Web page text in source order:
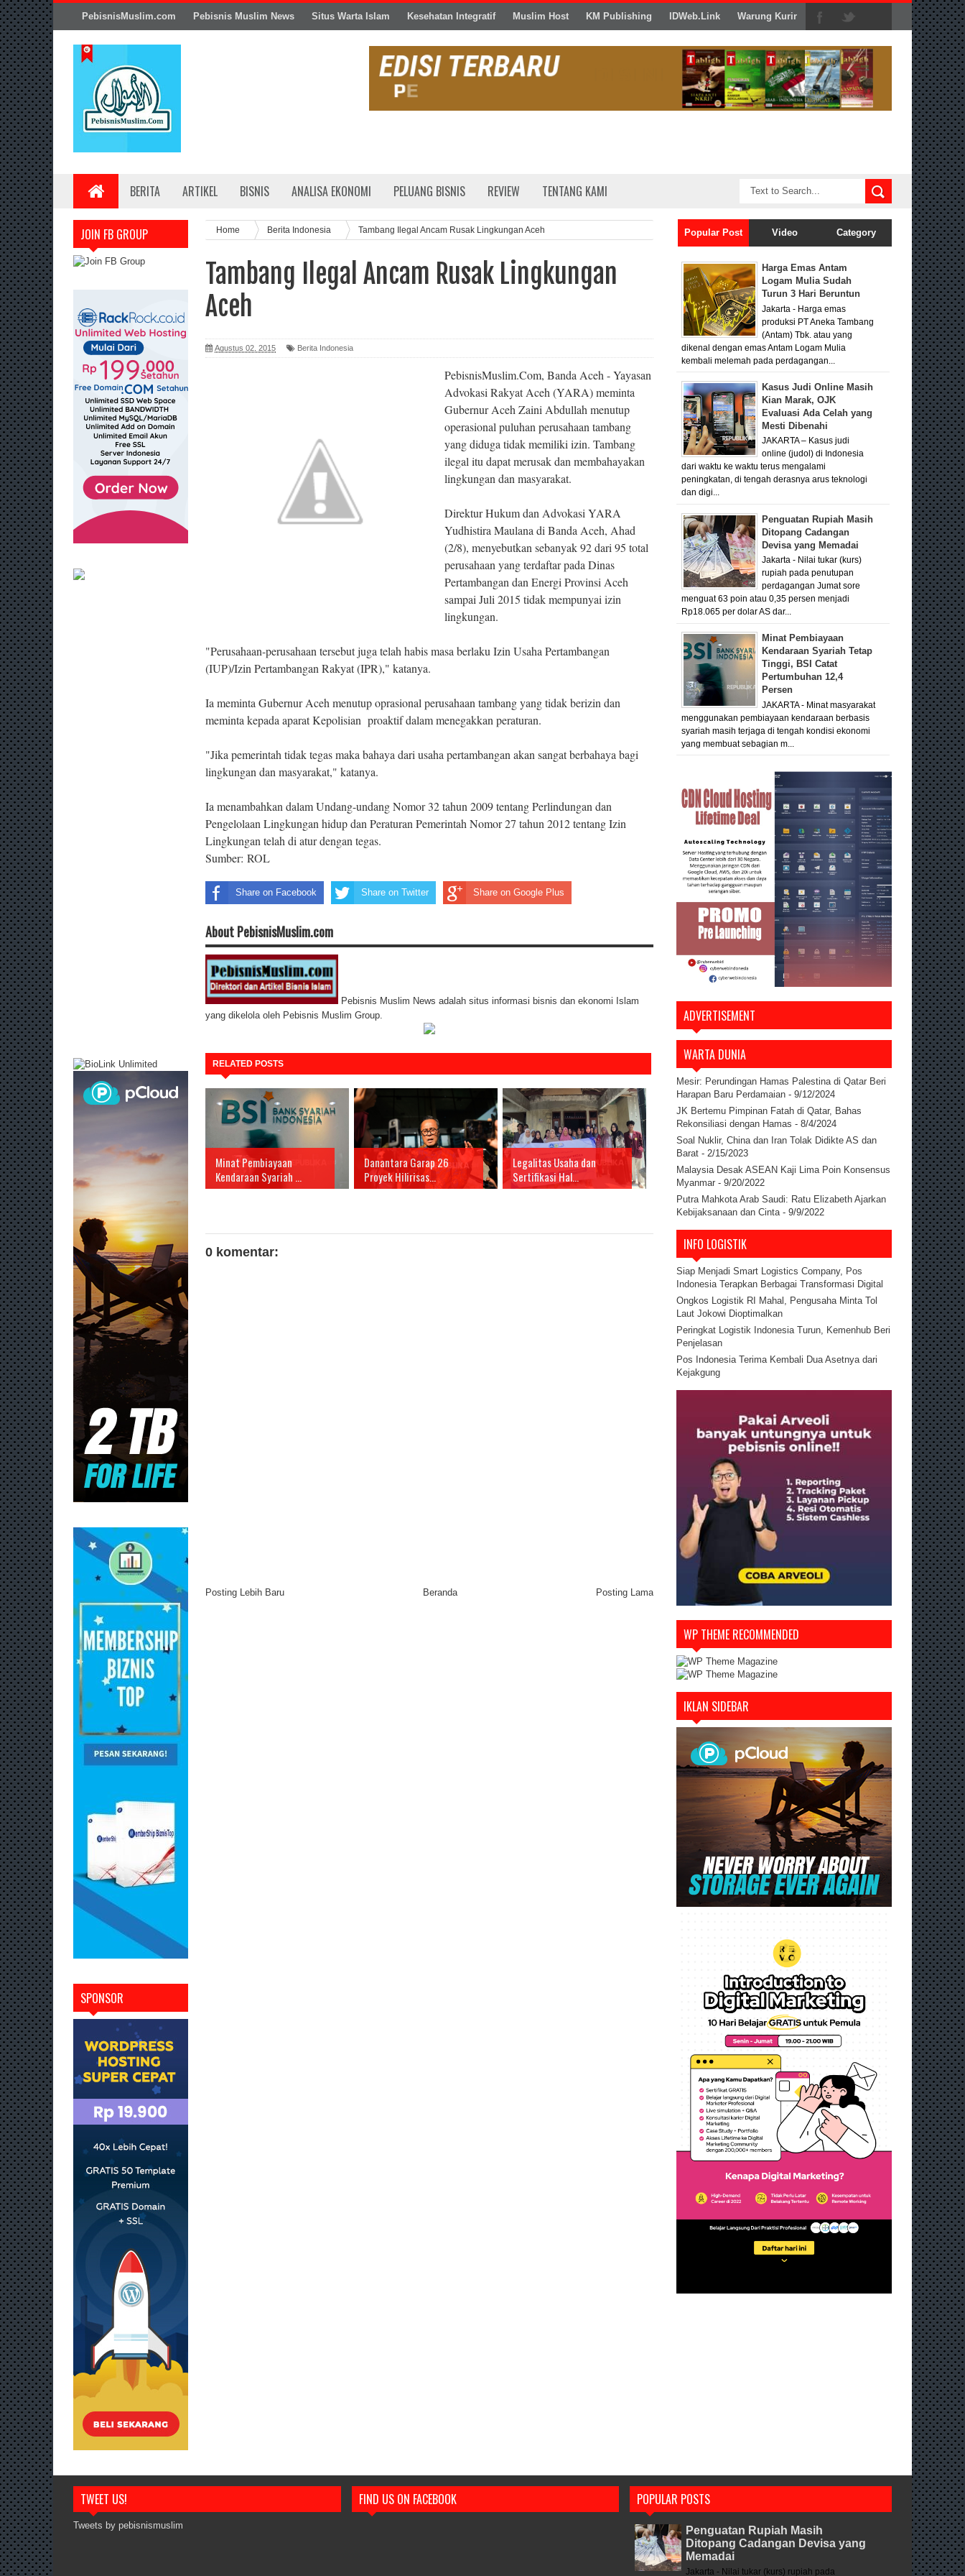
PebisnisMuslim.com Pebisnis Muslim News Situs Warta Islam Kesehatan Integratif Muslim Host KM Publishing IDWeb.Link Warung Kurir
BERITA ARTIKEL BISNIS ANALISA EKONOMI PELUANG BISNIS REVIEW TENTANG KAMI
JOIN FB GROUP
SPONSOR
Home Berita Indonesia Tambang Ilegal Ancam Rusak Lingkungan Aceh
Tambang Ilegal Ancam Rusak Lingkungan
Aceh
Agustus 02, 2015 Berita Indonesia
PebisnisMuslim.Com, Banda Aceh - Yayasan
Advokasi Rakyat Aceh (YARA) meminta
Gubernur Aceh Zaini Abdullah menutup
operasional puluhan perusahaan tambang
yang diduga tidak memiliki izin. Tambang
ilegal itu dapat merusak dan membahayakan
lingkungan dan masyarakat.
Direktur Hukum dan Advokasi YARA
Yudhistira Maulana di Banda Aceh, Ahad
(2/8), menyebutkan sebanyak 92 dari 95 total
perusahaan yang terdaftar pada Dinas
Pertambangan dan Energi Provinsi Aceh
sampai Juli 2015 tidak mempunyai izin
lingkungan.
"Perusahaan-perusahaan tersebut juga telah habis masa berlaku Izin Usaha Pertambangan
(IUP)/Izin Pertambangan Rakyat (IPR)," katanya.
Ia meminta Gubernur Aceh menutup oprasional perusahaan tambang yang tidak berizin dan
meminta kepada aparat Kepolisian proaktif dalam menegakkan peraturan.
"Jika pemerintah tidak tegas maka bahaya dari usaha pertambangan akan sangat berbahaya bagi
lingkungan dan masyarakat," katanya.
Ia menambahkan dalam Undang-undang Nomor 32 tahun 2009 tentang Perlindungan dan
Pengelolaan Lingkungan hidup dan Peraturan Pemerintah Nomor 27 tahun 2012 tentang Izin
Lingkungan telah di atur dengan tegas.
Sumber: ROL
Share on Facebook Share on Twitter Share on Google Plus
About PebisnisMuslim.com
Pebisnis Muslim News adalah situs informasi bisnis dan ekonomi Islam
yang dikelola oleh Pebisnis Muslim Group.
RELATED POSTS
Minat Pembiayaan
Kendaraan Syariah ...
Danantara Garap 26
Proyek Hilirisas...
Legalitas Usaha dan
Sertifikasi Hal...
0 komentar:
Posting Lebih Baru Posting Lama
Beranda
Popular Post Video Category
Harga Emas Antam
Logam Mulia Sudah
Turun 3 Hari Beruntun
Jakarta - Harga emas
produksi PT Aneka Tambang
(Antam) Tbk. atau yang
dikenal dengan emas Antam Logam Mulia
kembali melemah pada perdagangan...
Kasus Judi Online Masih
Kian Marak, OJK
Evaluasi Ada Celah yang
Mesti Dibenahi
JAKARTA – Kasus judi
online (judol) di Indonesia
dari waktu ke waktu terus mengalami
peningkatan, di tengah derasnya arus teknologi
dan digi...
Penguatan Rupiah Masih
Ditopang Cadangan
Devisa yang Memadai
Jakarta - Nilai tukar (kurs)
rupiah pada penutupan
perdagangan Jumat sore
menguat 63 poin atau 0,35 persen menjadi
Rp18.065 per dolar AS dar...
Minat Pembiayaan
Kendaraan Syariah Tetap
Tinggi, BSI Catat
Pertumbuhan 12,4
Persen
JAKARTA - Minat masyarakat
menggunakan pembiayaan kendaraan berbasis
syariah masih terjaga di tengah kondisi ekonomi
yang membuat sebagian m...
ADVERTISEMENT
WARTA DUNIA
Mesir: Perundingan Hamas Palestina di Qatar Beri
Harapan Baru Perdamaian - 9/12/2024
JK Bertemu Pimpinan Fatah di Qatar, Bahas
Rekonsiliasi dengan Hamas - 8/4/2024
Soal Nuklir, China dan Iran Tolak Didikte AS dan
Barat - 2/15/2023
Malaysia Desak ASEAN Kaji Lima Poin Konsensus
Myanmar - 9/20/2022
Putra Mahkota Arab Saudi: Ratu Elizabeth Ajarkan
Kebijaksanaan dan Cinta - 9/9/2022
INFO LOGISTIK
Siap Menjadi Smart Logistics Company, Pos
Indonesia Terapkan Berbagai Transformasi Digital
Ongkos Logistik RI Mahal, Pengusaha Minta Tol
Laut Jokowi Dioptimalkan
Peringkat Logistik Indonesia Turun, Kemenhub Beri
Penjelasan
Pos Indonesia Terima Kembali Dua Asetnya dari
Kejakgung
WP THEME RECOMMENDED
IKLAN SIDEBAR
TWEET US!
Tweets by pebisnismuslim
FIND US ON FACEBOOK POPULAR POSTS
Penguatan Rupiah Masih
Ditopang Cadangan Devisa yang
Memadai
Jakarta - Nilai tukar (kurs) rupiah pada